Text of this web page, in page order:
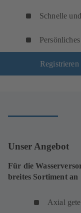
Schnelle
Unser Angebot
Für die
breites Sortiment an
Axial